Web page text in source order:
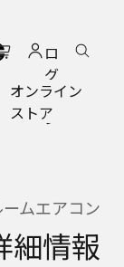
ロ
グ
イ
ン
オンライン
ストア
ムエアコン
細情報